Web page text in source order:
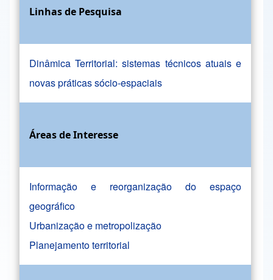
Linhas de Pesquisa
Dinâmica Territorial: sistemas técnicos atuais e
novas práticas sócio-espaciais
Áreas de Interesse
Informação e reorganização do espaço
geográfico
Urbanização e metropolização
Planejamento territorial